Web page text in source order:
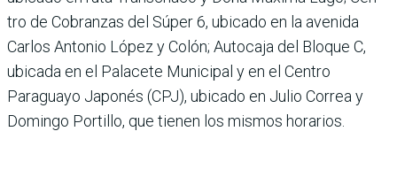
tro de Cobranzas del Súper 6, ubicado en la avenida
Carlos Antonio López y Colón; Auto­caja del Bloque C,
ubicada en el Palacete Municipal y en el Centro
Paraguayo Japonés (CPJ), ubicado en Julio Correa y
Domingo Portillo, que tienen los mismos horarios.